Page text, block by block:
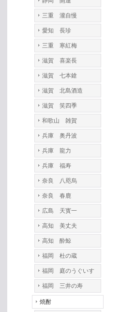
三重 瀧自慢
愛知 長珍
三重 寒紅梅
滋賀 喜楽長
滋賀 七本鎗
滋賀 北島酒造
滋賀 笑四季
和歌山 雑賀
兵庫 奥丹波
兵庫 龍力
兵庫 福寿
奈良 八咫烏
奈良 春鹿
広島 天寳一
高知 美丈夫
高知 酔鯨
福岡 杜の蔵
福岡 庭のうぐいす
福岡 三井の寿
焼酎